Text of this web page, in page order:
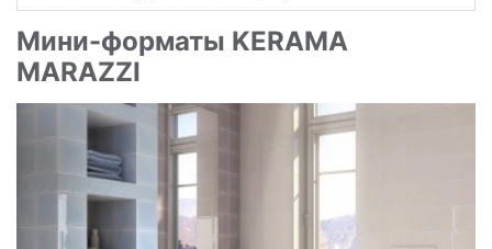
Мини-форматы KERAMA
MARAZZI